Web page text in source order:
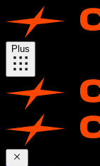
Plus